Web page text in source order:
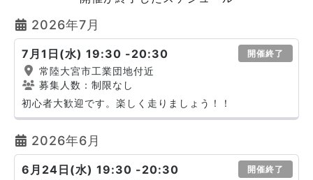
2026年7月
7月1日(水) 19:30 -20:30 開催終了
常陸大宮市工業団地付近
募集人数：制限なし
初心者大歓迎です。楽しく走りましょう！！
2026年6月
6月24日(水) 19:30 -20:30 開催終了